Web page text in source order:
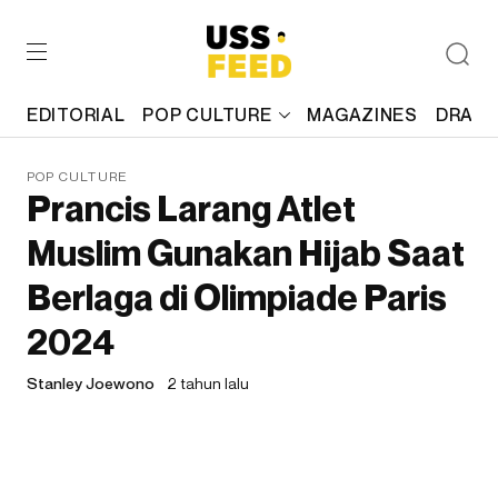
EDITORIAL POP CULTURE MAGAZINES
POP CULTURE
Prancis Larang Atlet
Muslim Gunakan Hijab Saat
Berlaga di Olimpiade Paris
2024
Stanley Joewono 2 tahun lalu